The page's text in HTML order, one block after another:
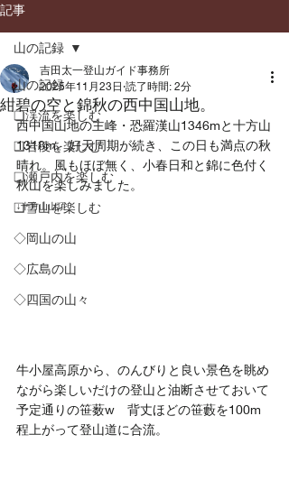
記事
山の記録
❏渓流を楽しむ
❑岩稜を楽しむ
❏瀬戸内を楽しむ
❑雪山を楽しむ
◇岡山の山
◇広島の山
◇四国の山々
山の記録
紺碧の空と錦秋の西中国山地。
吉田太一登山ガイド事務所
2025年11月23日 読了時間: 2分
西中国山地の主峰・恐羅漢山1346mと十方山
1318m。好天周期が続き、この日も満点の秋
晴れ。風もほぼ無く、小春日和と錦に色付く
秋山を楽しみました。
↓十方山山頂
牛小屋高原から、のんびりと良い景色を眺め
ながら楽しいだけの登山と油断させておいて
予定通りの笹薮w　背丈ほどの笹藪を100m
程上がって登山道に合流。